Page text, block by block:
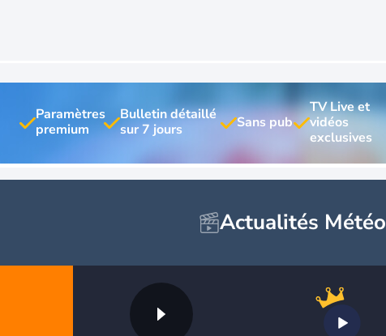
Paramètres
Bulletin détaillé
TV Live et
vidéos
Actualités Météo